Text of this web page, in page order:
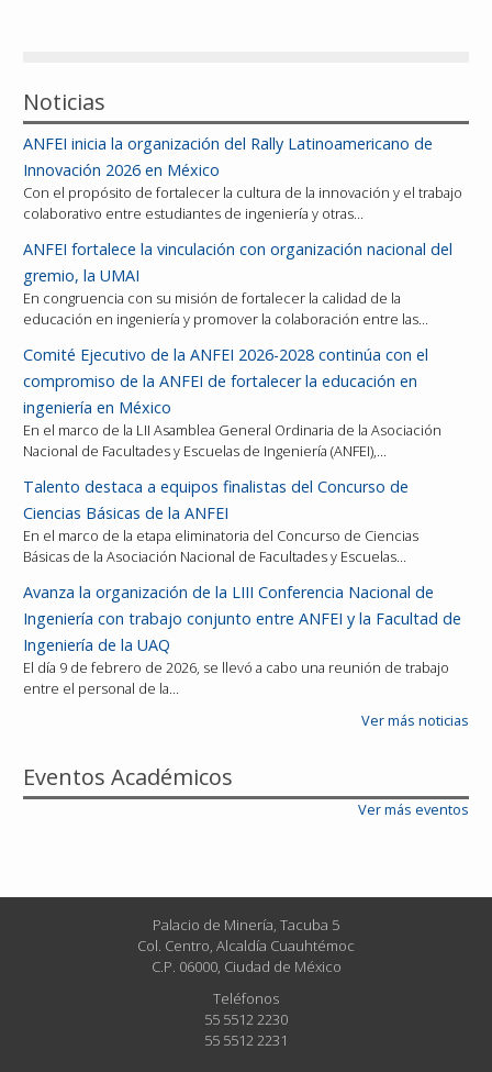
Noticias
ANFEI inicia la organización del Rally Latinoamericano de
Innovación 2026 en México
Con el propósito de fortalecer la cultura de la innovación y el trabajo
colaborativo entre estudiantes de ingeniería y otras…
ANFEI fortalece la vinculación con organización nacional del
gremio, la UMAI
En congruencia con su misión de fortalecer la calidad de la
educación en ingeniería y promover la colaboración entre las…
Comité Ejecutivo de la ANFEI 2026-2028 continúa con el
compromiso de la ANFEI de fortalecer la educación en
ingeniería en México
En el marco de la LII Asamblea General Ordinaria de la Asociación
Nacional de Facultades y Escuelas de Ingeniería (ANFEI),…
Talento destaca a equipos finalistas del Concurso de
Ciencias Básicas de la ANFEI
En el marco de la etapa eliminatoria del Concurso de Ciencias
Básicas de la Asociación Nacional de Facultades y Escuelas…
Avanza la organización de la LIII Conferencia Nacional de
Ingeniería con trabajo conjunto entre ANFEI y la Facultad de
Ingeniería de la UAQ
El día 9 de febrero de 2026, se llevó a cabo una reunión de trabajo
entre el personal de la…
Ver más noticias
Eventos Académicos
Ver más eventos
Palacio de Minería, Tacuba 5
Col. Centro, Alcaldía Cuauhtémoc
C.P. 06000, Ciudad de México
Teléfonos
55 5512 2230
55 5512 2231